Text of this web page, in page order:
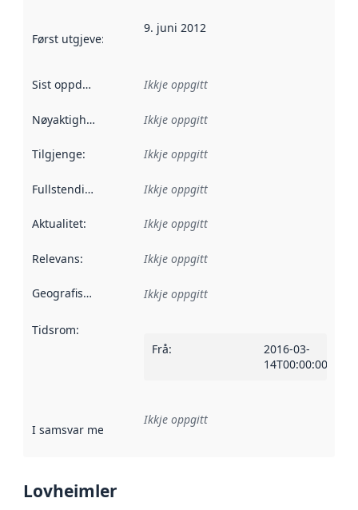
Først utgjeve: Denne datoen seier når dataa i dette
9. juni 2012
Sist oppdatert Ikkje oppgitt
Nøyaktigheit Ikkje oppgitt
Tilgjenge: Ikkje oppgitt
Fullstendigheit Ikkje oppgitt
Aktualitet: Ikkje oppgitt
Relevans: Ikkje oppgitt
Geografisk område Ikkje oppgitt
Tidsrom:
Frå:
2016-03-
14T00:00:00Z
I samsvar med Referanse til ei implementeringsregel eller
Ikkje oppgitt
Lovheimler